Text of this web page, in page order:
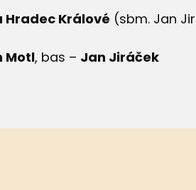
Hradec Králové (sbm. Jan
Motl, bas – Jan Jiráček